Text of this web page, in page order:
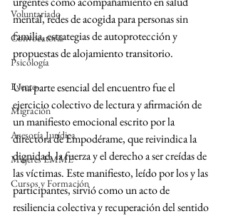
Voluntariado
Convocatoria
Psicología
Evento
Migración
Asesoría Jurídica
Mujeres EMME
Cursos y Formación
mental, redes de acogida para personas sin
familia, estrategias de autoprotección y
propuestas de alojamiento transitorio.
Una parte esencial del encuentro fue el
ejercicio colectivo de lectura y afirmación de
un manifiesto emocional escrito por la
directora de Empodérame, que reivindica la
dignidad, la fuerza y el derecho a ser creídas de
las víctimas. Este manifiesto, leído por los y las
participantes, sirvió como un acto de
resiliencia colectiva y recuperación del sentido